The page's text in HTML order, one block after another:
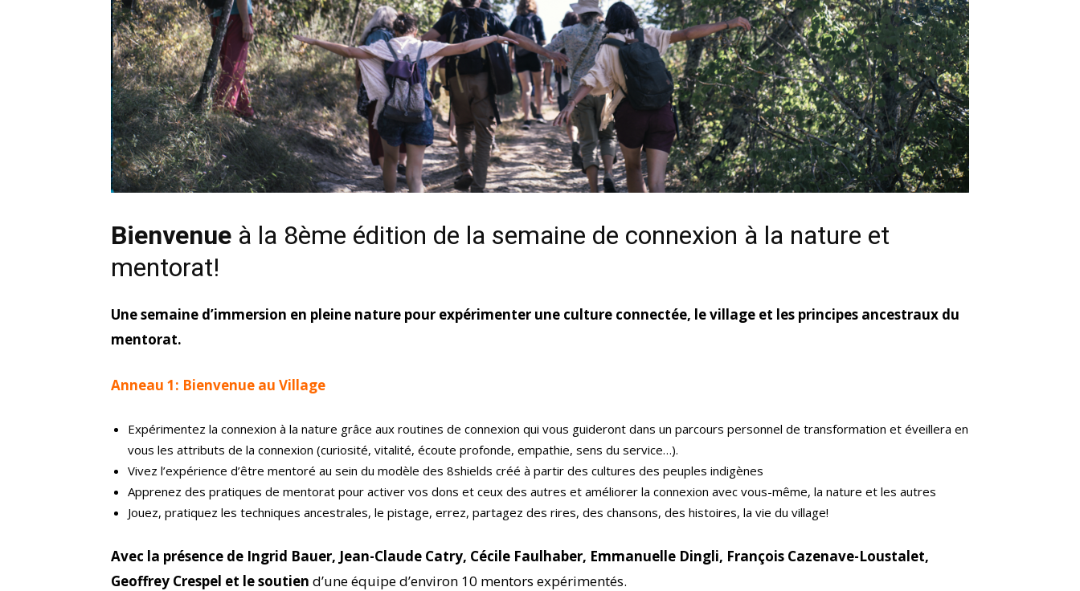
Bienvenue à la 8ème édition de la semaine de connexion à la nature et
mentorat!
Une semaine d’immersion en pleine nature pour expérimenter une culture connectée, le village et les principes ancestraux du
mentorat.
Anneau 1: Bienvenue au Village
Expérimentez la connexion à la nature grâce aux routines de connexion qui vous guideront dans un parcours personnel de transformation et éveillera en
vous les attributs de la connexion (curiosité, vitalité, écoute profonde, empathie, sens du service…).
Vivez l’expérience d’être mentoré au sein du modèle des 8shields créé à partir des cultures des peuples indigènes
Apprenez des pratiques de mentorat pour activer vos dons et ceux des autres et améliorer la connexion avec vous-même, la nature et les autres
Jouez, pratiquez les techniques ancestrales, le pistage, errez, partagez des rires, des chansons, des histoires, la vie du village!
Avec la présence de Ingrid Bauer, Jean-Claude Catry, Cécile Faulhaber, Emmanuelle Dingli, François Cazenave-Loustalet,
Geoffrey Crespel et le soutien d’une équipe d’environ 10 mentors expérimentés.